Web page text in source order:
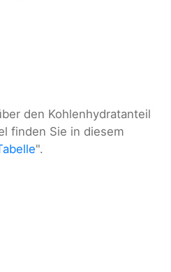
den Kohlenhydratanteil
finden Sie in diesem
".